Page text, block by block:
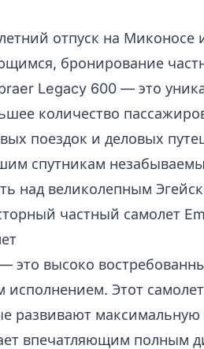
отпуск на Миконосе
бронирование
Legacy 600 — это
количество
поездок и деловых
спутникам
над великолепным
частный самолет
это высоко
исполнением. Этот
развивают максимальную
впечатляющим полным